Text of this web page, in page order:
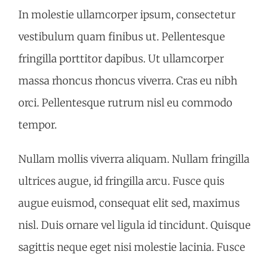
In molestie ullamcorper ipsum, consectetur
vestibulum quam finibus ut. Pellentesque
fringilla porttitor dapibus. Ut ullamcorper
massa rhoncus rhoncus viverra. Cras eu nibh
orci. Pellentesque rutrum nisl eu commodo
tempor.
Nullam mollis viverra aliquam. Nullam fringilla
ultrices augue, id fringilla arcu. Fusce quis
augue euismod, consequat elit sed, maximus
nisl. Duis ornare vel ligula id tincidunt. Quisque
sagittis neque eget nisi molestie lacinia. Fusce